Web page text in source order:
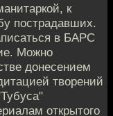
к
пострадавших.
в БАРС
Можно
донесением
творений
открытого